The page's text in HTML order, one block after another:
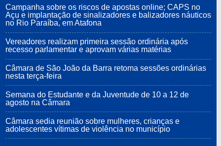
Campanha sobre os riscos de apostas online; CAPS no
Açu e implantação de sinalizadores e balizadores náuticos
no Rio Paraíba, em Atafona
Vereadores realizam primeira sessão ordinária após
recesso parlamentar e aprovam várias matérias
Câmara de São João da Barra retoma sessões ordinárias
nesta terça-feira
Semana do Estudante e da Juventude de 10 a 12 de
agosto na Câmara
Câmara sedia reunião sobre mulheres, crianças e
adolescentes vítimas de violência no município